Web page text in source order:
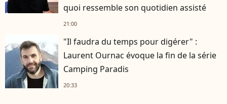
quoi ressemble son quotidien assisté
21:00
"Il faudra du temps pour digérer" :
Laurent Ournac évoque la fin de la série
Camping Paradis
20:33